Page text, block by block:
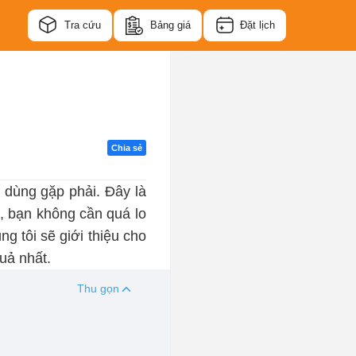
Tra cứu Bảng giá Đặt lịch
Chia sẻ
gặp phải. Đây là
bạn không cần quá lo
tôi sẽ giới thiệu cho
nhất.
Thu gọn